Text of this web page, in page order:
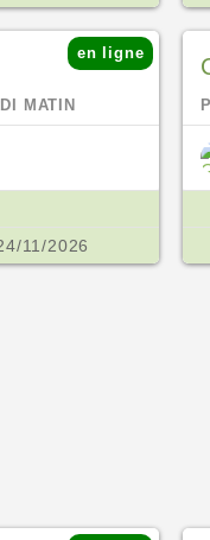
en ligne
MATIN
11/2026